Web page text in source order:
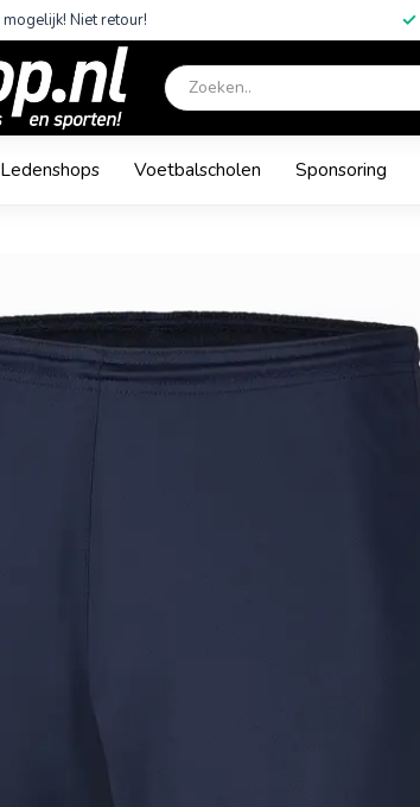
mogelijk! Niet retour!
Ledenshops Voetbalscholen Sponsoring